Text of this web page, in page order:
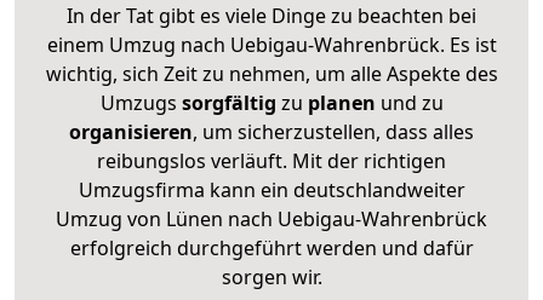
In der Tat gibt es viele Dinge zu beachten bei
einem Umzug nach Uebigau-Wahrenbrück. Es ist
wichtig, sich Zeit zu nehmen, um alle Aspekte des
Umzugs sorgfältig zu planen und zu
organisieren, um sicherzustellen, dass alles
reibungslos verläuft. Mit der richtigen
Umzugsfirma kann ein deutschlandweiter
Umzug von Lünen nach Uebigau-Wahrenbrück
erfolgreich durchgeführt werden und dafür
sorgen wir.